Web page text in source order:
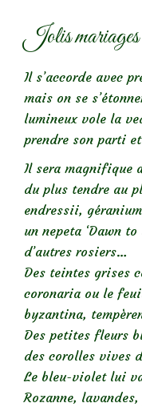
Jolis mariages
Il s’accorde avec
mais on se
lumineux vole la
prendre son parti
Il sera magnifique
du plus tendre au
endressii,
un nepeta ‘Dawn
d’autres rosiers…
Des teintes grises
coronaria ou le
byzantina,
Des petites fleurs
des corolles vives
Le bleu-violet lui
Rozanne,